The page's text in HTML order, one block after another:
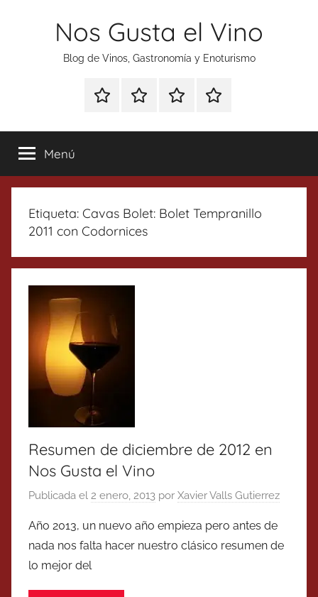
Nos Gusta el Vino
Blog de Vinos, Gastronomía y Enoturismo
Especial
Tonics
Enoturismo
Gastronomía
RankingContacto
Menú
Etiqueta: Cavas Bolet: Bolet Tempranillo
2011 con Codornices
Resumen de diciembre de 2012 en
Nos Gusta el Vino
Publicada el 2 enero, 2013 por Xavier Valls Gutierrez
Año 2013, un nuevo año empieza pero antes de
nada nos falta hacer nuestro clásico resumen de
lo mejor del